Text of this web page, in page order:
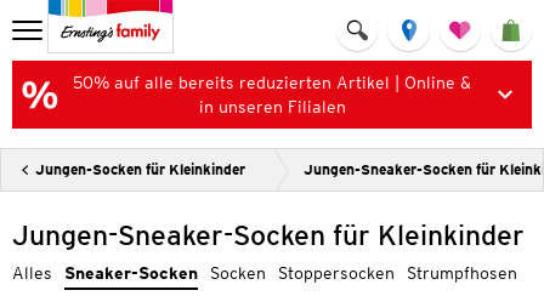
50% auf alle bereits reduzierten Artikel | Online &
in unseren Filialen
Jungen-Socken für Kleinkinder Jungen-Sneaker-Socken für
Jungen-Sneaker-Socken für Kleinkinder
Alles Sneaker-Socken Socken Stoppersocken Strumpfhosen